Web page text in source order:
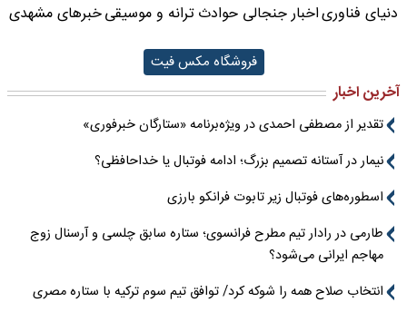
دنیای فناوریاخبار جنجالی حوادثترانه و موسیقیخبرهای مشهدی
فروشگاه مکس فیت
آخرین اخبار
تقدیر از مصطفی احمدی در ویژه‌برنامه «ستارگان خبرفوری»
نیمار در آستانه تصمیم بزرگ؛ ادامه فوتبال یا خداحافظی؟
اسطوره‌های فوتبال زیر تابوت فرانکو بارزی
طارمی در رادار تیم مطرح فرانسوی؛ ستاره سابق چلسی و آرسنال زوج
مهاجم ایرانی می‌شود؟
انتخاب صلاح همه را شوکه کرد/ توافق تیم سوم ترکیه با ستاره مصری